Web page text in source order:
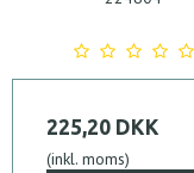
225,20 DKK
(inkl. moms)